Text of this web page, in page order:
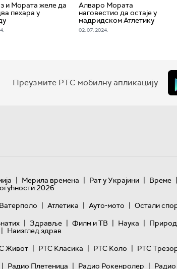
и Мората желе да
пехара у
Алваро Мората
наговестио да остаје у
мадридском Атлетику
02. 07. 2024.
Преузмите РТС мобилну апликацију
| Мерила времена | Рат у Украјини | Време |
2026
Ватерполо | Атлетика | Ауто-мото | Остали
| Здравље | Филм и ТВ | Наука |
| Наизглед здрав
Живот | РТС Класика | РТС Коло | РТС
| Радио Плетеница | Радио Рокенролер |